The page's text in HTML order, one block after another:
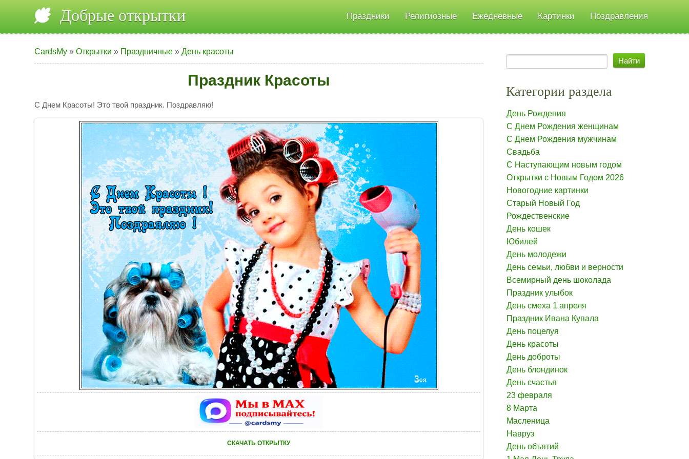
Добрые открытки Праздники Религиозные Ежедневные Картинки Поздравления
CardsMy »Открытки » Праздничные »День красоты
Праздник Красоты
С Днем Красоты! Это твой праздник. Поздравляю!
СКАЧАТЬ ОТКРЫТКУ
Категории раздела
День Рождения
С Днем Рождения женщинам
С Днем Рождения мужчинам
Свадьба
С Наступающим новым годом
Открытки с Новым Годом 2026
Новогодние картинки
Старый Новый Год
Рождественские
День кошек
Юбилей
День молодежи
День семьи, любви и верности
Всемирный день шоколада
Праздник улыбок
День смеха 1 апреля
Праздник Ивана Купала
День поцелуя
День красоты
День доброты
День блондинок
День счастья
23 февраля
8 Марта
Масленица
Навруз
День объятий